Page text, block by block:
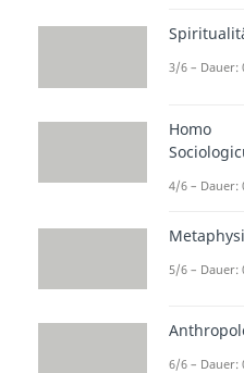
„Der Weg ist
bedeutet,
deine
Der
3/6 – Dauer:
Homo
4/6 – Dauer:
5/6 – Dauer:
6/6 – Dauer: